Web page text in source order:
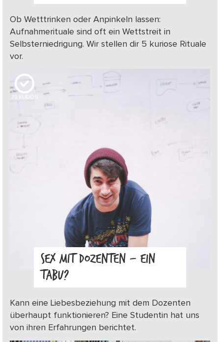
Ob Wetttrinken oder Anpinkeln lassen:
Aufnahmerituale sind oft ein Wettstreit in
Selbsterniedrigung. Wir stellen dir 5 kuriose Rituale
vor.
23 KUDOS
SEX MIT DOZENTEN – EIN
TABU?
Kann eine Liebesbeziehung mit dem Dozenten
überhaupt funktionieren? Eine Studentin hat uns
von ihren Erfahrungen berichtet.